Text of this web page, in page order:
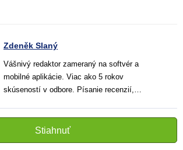
Zdeněk Slaný
Vášnivý redaktor zameraný na softvér a
mobilné aplikácie. Viac ako 5 rokov
skúseností v odbore. Písanie recenzií,
informatívnych textov, ktoré pomáhajú
čitateľom lepšie porozumieť a využiť moderné
technológie.
Stiahnuť